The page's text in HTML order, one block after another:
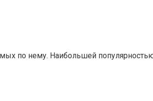
по нему. Наибольшей